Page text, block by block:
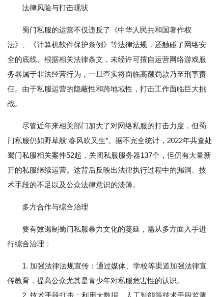
法律风险与打击现状
蜀门私服的运营不仅违反了《中华人民共和国著作权
法》、《计算机软件保护条例》等法律法规，还触碰了网络安
全的底线。根据相关法律条文，未经许可擅自运营网络游戏服
务器属于非法经营行为，一旦查实将面临高额罚款乃至刑事责
任。由于私服运营的隐蔽性和跨地域性，打击工作面临巨大挑
战。
尽管近年来相关部门加大了对网络私服的打击力度，但蜀
门私服仍如野草般“春风吹又生”。据不完全统计，2022年共查处
蜀门私服相关案件52起，关闭私服服务器137个，但仍有大量新
开的私服继续运营。这背后反映出法律执行过程中的漏洞、技
术手段的不足以及公众法律意识的淡薄。
多方合作与综合治理
要有效遏制蜀门私服暴力文化的蔓延，需从多方面入手进
行综合治理：
1. 加强法律法规宣传：通过媒体、学校等渠道加强法律宣
传教育，提高公众尤其是青少年对私服危害性的认识。
2. 技术手段打击：利用大数据、人工智能等技术手段监测